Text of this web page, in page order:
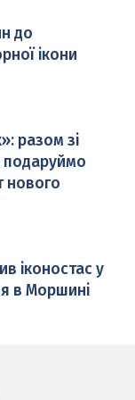
до
ікони
разом зі
подаруймо
нового
іконостас у
в Моршині